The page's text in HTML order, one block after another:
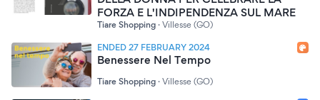
FORZA E L'INDIPENDENZA SUL MARE
Tiare Shopping · Villesse (GO)
ENDED 27 FEBRUARY 2024
Benessere Nel Tempo
Tiare Shopping · Villesse (GO)